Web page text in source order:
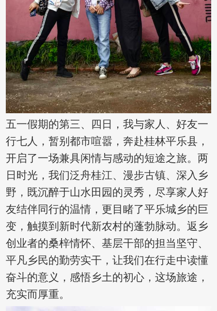
五一假期的第三、四日，我与家人、好友一
行七人，暂别都市喧嚣，奔赴桂林平乐县，
开启了一场兼具闲情与感动的短途之旅。两
日时光，我们泛舟桂江、漫步古镇、深入乡
野，既沉醉于山水田园的灵秀，尽享家人好
友结伴同行的温情，更目睹了平乐城乡的巨
变，触摸到新时代新农村的蓬勃脉动。返乡
创业者的桑梓情怀、基层干部的担当坚守、
平凡乡民的勤劳实干，让我们在行走中读懂
奋斗的意义，感悟乡土的初心，这场旅途，
充实而厚重。